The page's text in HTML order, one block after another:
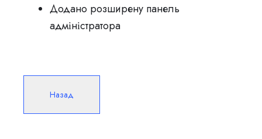
Додано розширену панель
адміністратора
Назад